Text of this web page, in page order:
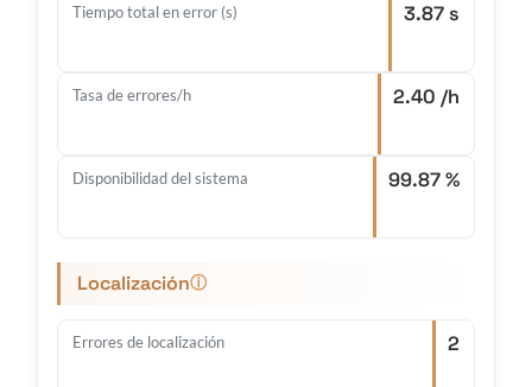
Tiempo total en error (s) 3.87 s
Tasa de errores/h 2.40 /h
Disponibilidad del sistema 99.87 %
Localizaciónⓘ
Errores de localización 2